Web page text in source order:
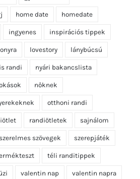
home date homedate
ingyenes inspirációs tippek
lovestory lánybúcsú
randi nyári bakancslista
nőknek
otthoni randi
randiötletek sajnálom
szerelmes szövegek szerepjáték
téli randitippek
valentin nap valentin napra